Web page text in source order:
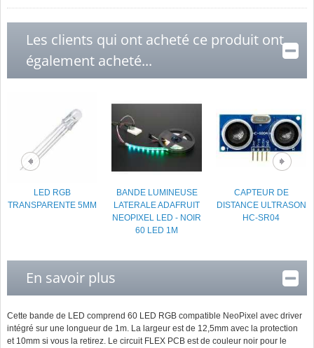
Les clients qui ont acheté ce produit ont
également acheté...
LED RGB
TRANSPARENTE 5MM
BANDE LUMINEUSE
LATERALE ADAFRUIT
NEOPIXEL LED - NOIR
60 LED 1M
CAPTEUR DE
DISTANCE ULTRASON
HC-SR04
En savoir plus
Cette bande de LED comprend 60 LED RGB compatible NeoPixel avec driver
intégré sur une longueur de 1m. La largeur est de 12,5mm avec la protection
et 10mm si vous la retirez. Le circuit FLEX PCB est de couleur noir pour le